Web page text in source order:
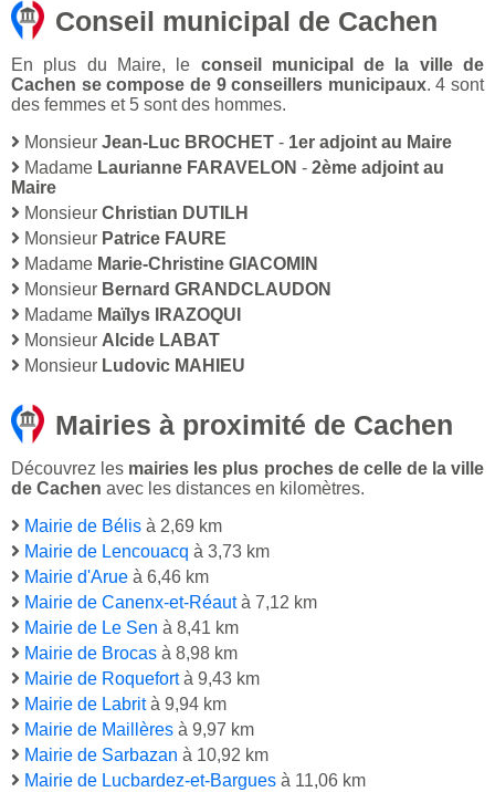
Conseil municipal de Cachen
En plus du Maire, le conseil municipal de la ville de
Cachen se compose de 9 conseillers municipaux. 4 sont
des femmes et 5 sont des hommes.
Monsieur Jean-Luc BROCHET - 1er adjoint au Maire
Madame Laurianne FARAVELON - 2ème adjoint au
Maire
Monsieur Christian DUTILH
Monsieur Patrice FAURE
Madame Marie-Christine GIACOMIN
Monsieur Bernard GRANDCLAUDON
Madame Maïlys IRAZOQUI
Monsieur Alcide LABAT
Monsieur Ludovic MAHIEU
Mairies à proximité de Cachen
Découvrez les mairies les plus proches de celle de la ville
de Cachen avec les distances en kilomètres.
Mairie de Bélis à 2,69 km
Mairie de Lencouacq à 3,73 km
Mairie d'Arue à 6,46 km
Mairie de Canenx-et-Réautà 7,12 km
Mairie de Le Sen à 8,41 km
Mairie de Brocas à 8,98 km
Mairie de Roquefortà 9,43 km
Mairie de Labrità 9,94 km
Mairie de Maillères à 9,97 km
Mairie de Sarbazan à 10,92 km
Mairie de Lucbardez-et-Bargues à 11,06 km